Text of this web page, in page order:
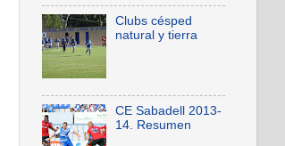
Clubs césped
natural y tierra
CE Sabadell 2013-
14. Resumen